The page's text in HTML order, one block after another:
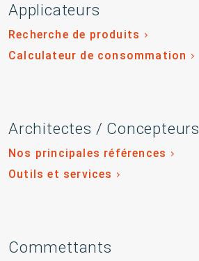
Applicateurs
Recherche de produits
Calculateur de consommation
Architectes / Concepteurs
Nos principales références
Outils et services
Commettants